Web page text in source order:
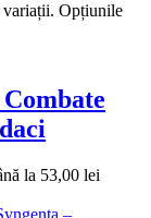
variații. Opțiunile
la 53,00 lei